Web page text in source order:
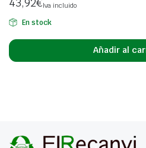
Iva incluido
En stock
Añadir al